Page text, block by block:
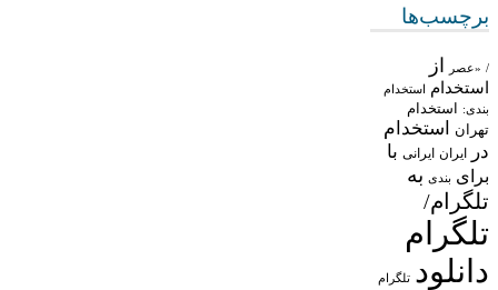
برچسب‌ها
/ «عصر از
استخدام استخدام
بندی: استخدام
تهران
استخدام
در
ایران ایرانی با
برای بندی به
تلگرام/
تلگرام
دانلود تلگرام